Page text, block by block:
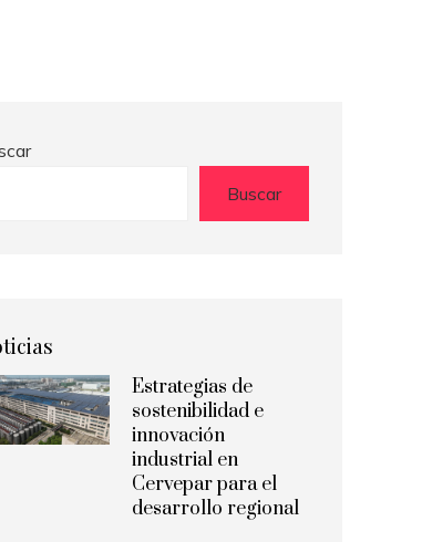
Buscar
Estrategias de
sostenibilidad e
innovación
industrial en
Cervepar para el
desarrollo regional